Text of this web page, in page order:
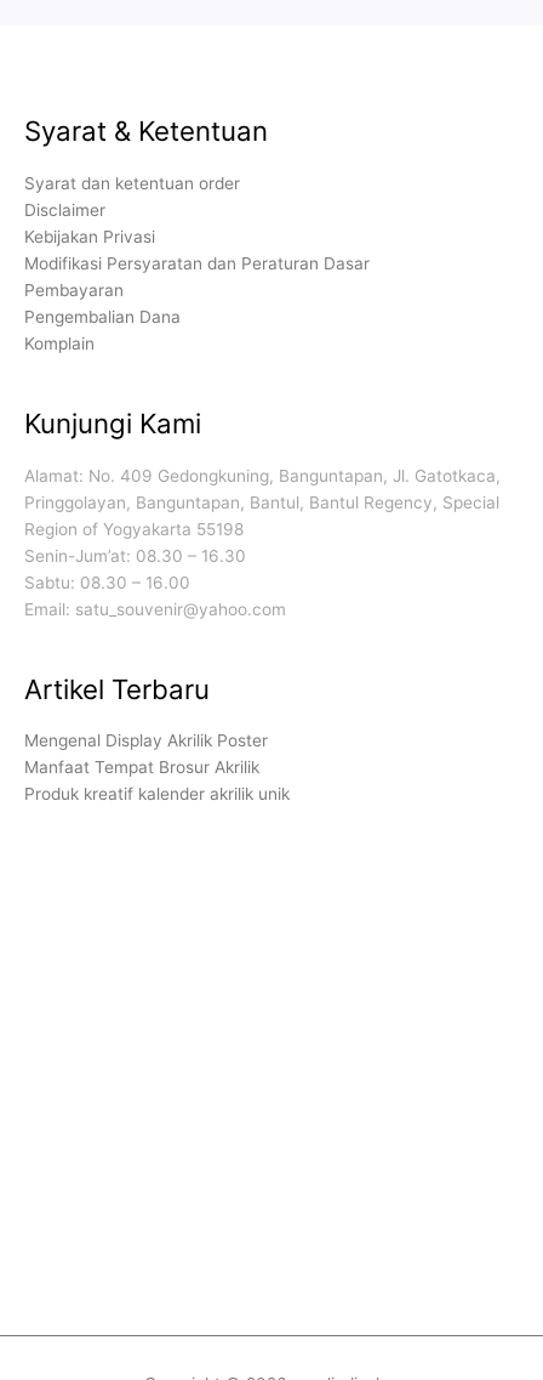
Syarat & Ketentuan
Syarat dan ketentuan order
Disclaimer
Kebijakan Privasi
Modifikasi Persyaratan dan Peraturan Dasar
Pembayaran
Pengembalian Dana
Komplain
Kunjungi Kami
Alamat: No. 409 Gedongkuning, Banguntapan, Jl. Gatotkaca,
Pringgolayan, Banguntapan, Bantul, Bantul Regency, Special
Region of Yogyakarta 55198
Senin-Jum’at: 08.30 – 16.30
Sabtu: 08.30 – 16.00
Email: satu_souvenir@yahoo.com
Artikel Terbaru
Mengenal Display Akrilik Poster
Manfaat Tempat Brosur Akrilik
Produk kreatif kalender akrilik unik